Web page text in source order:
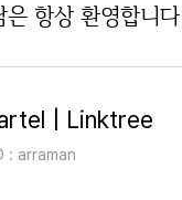
은 항상 환영합니
| Linktree
: arraman